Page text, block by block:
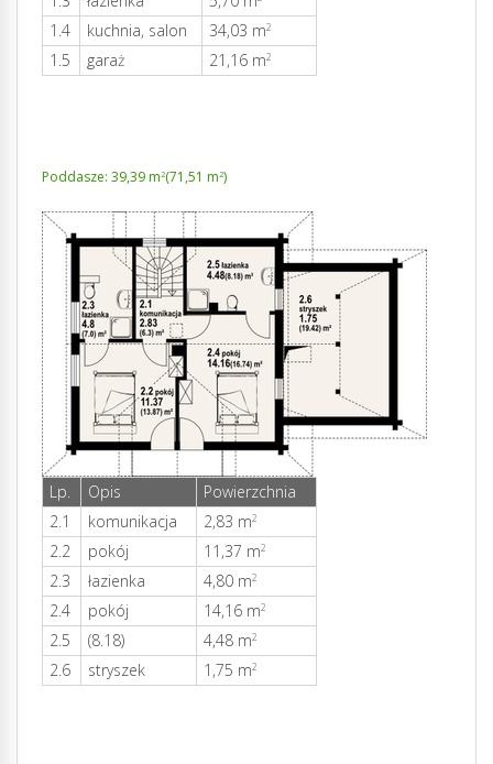
1.4 kuchnia, salon 34,03 m2
1.5 garaż 21,16 m2
Poddasze: 39,39 m2(71,51 m2)
Lp. Opis
Powierzchnia
2.1
komunikacja 2,83 m2
2.2 pokój 11,37 m2
2.3 łazienka 4,80 m2
2.4 pokój 14,16 m2
2.5 (8.18) 4,48 m2
2.6 stryszek 1,75 m2